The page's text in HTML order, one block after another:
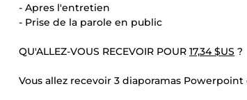
- Apres l'entretien
- Prise de la parole en public
QU'ALLEZ-VOUS RECEVOIR POUR 17,34 $US ?
Vous allez recevoir 3 diaporamas